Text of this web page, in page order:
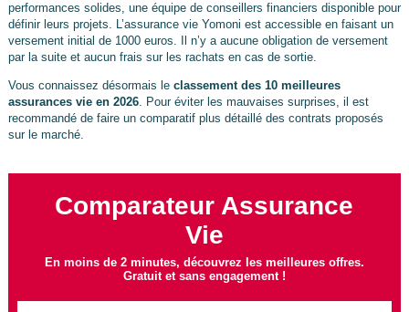
performances solides, une équipe de conseillers financiers disponible pour
définir leurs projets. L’assurance vie Yomoni est accessible en faisant un
versement initial de 1000 euros. Il n’y a aucune obligation de versement
par la suite et aucun frais sur les rachats en cas de sortie.
Vous connaissez désormais le classement des 10 meilleures
assurances vie en 2026. Pour éviter les mauvaises surprises, il est
recommandé de faire un comparatif plus détaillé des contrats proposés
sur le marché.
Comparateur Assurance
Vie
En moins de 2 minutes, découvrez les meilleures offres.
Gratuit et sans engagement !